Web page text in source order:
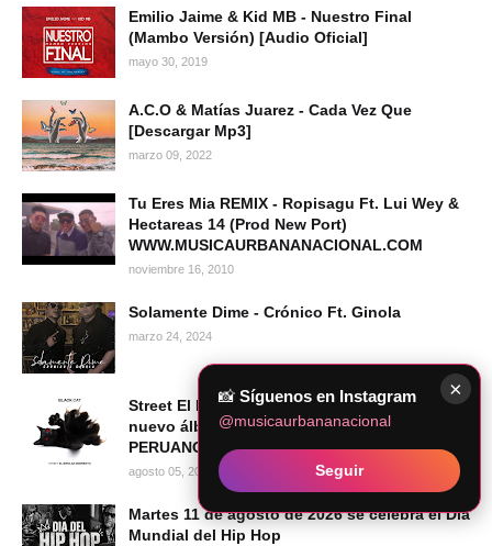
Emilio Jaime & Kid MB - Nuestro Final
(Mambo Versión) [Audio Oficial]
mayo 30, 2019
A.C.O & Matías Juarez - Cada Vez Que
[Descargar Mp3]
marzo 09, 2022
Tu Eres Mia REMIX - Ropisagu Ft. Lui Wey &
Hectareas 14 (Prod New Port)
WWW.MUSICAURBANANACIONAL.COM
noviembre 16, 2010
Solamente Dime - Crónico Ft. Ginola
marzo 24, 2024
Street El Bipolar Despierto presenta su
nuevo álbum BLACK CAT | HIP HOP
PERUANO 2026
agosto 05, 2026
Martes 11 de agosto de 2026 se celebra el Día
Mundial del Hip Hop
×
📸 Síguenos en Instagram
@musicaurbananacional
Seguir